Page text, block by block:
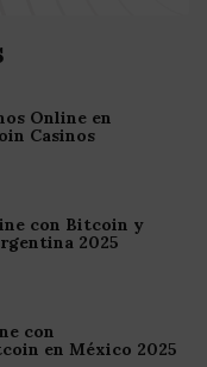
Online en
Casinos
con Bitcoin y
2025
con
en México 2025